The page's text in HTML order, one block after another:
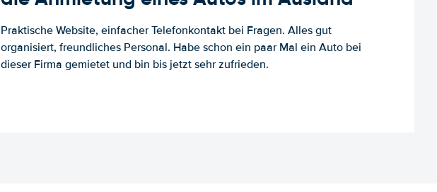
Praktische Website, einfacher Telefonkontakt bei Fragen. Alles gut
organisiert, freundliches Personal. Habe schon ein paar Mal ein Auto bei
dieser Firma gemietet und bin bis jetzt sehr zufrieden.